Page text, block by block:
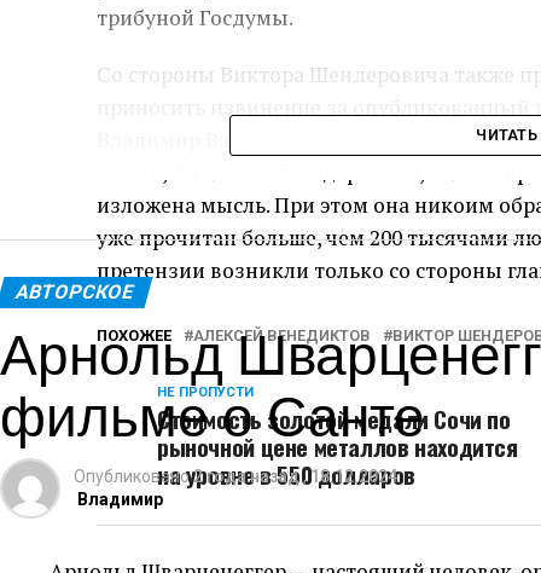
трибуной Госдумы.
Со стороны Виктора Шендеровича также
Владимир Васильев, глава фракции
изложена мысль. При этом она никоим
уже прочитан больше, чем 200 тысячами
претензии возникли только со стороны
ПОХОЖЕЕ АЛЕКСЕЙ ВЕНЕДИКТОВ ВИКТОР
НЕ ПРОПУСТИ
Стоимость золотой медали Сочи по
рыночной цене металлов находится
на уровне в 550 долларов
АВТОРСКОЕ
Арнольд
фильме о Санте
Опубликовано2 года назад,18.12.2024
Владимир